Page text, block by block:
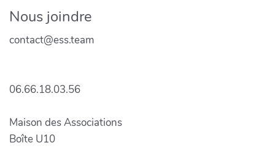
Nous joindre
contact@ess.team
06.66.18.03.56
Maison des Associations
Boîte U10